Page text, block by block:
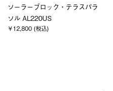
ソーラーブロック・テラスパラ
ソル AL220US
￥12,800 (税込)